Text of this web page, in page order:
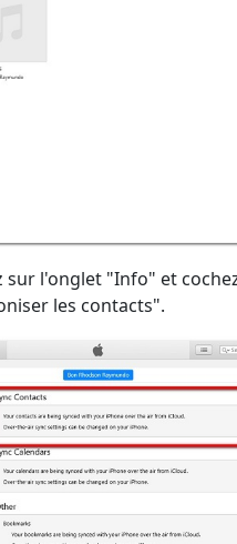
sur l'onglet "Info" et
les contacts".